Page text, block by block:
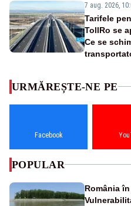
7 aug. 2026,
Tarifele
TollRo se
Ce se
URMĂREȘTE-NE PE
Facebook
POPULAR
România